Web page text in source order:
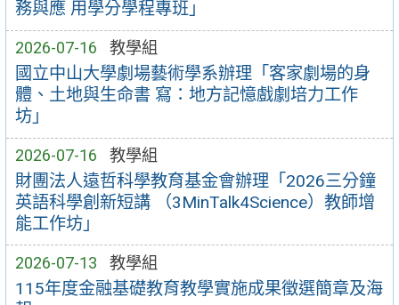
務與應 用學分學程專班」
2026-07-16 教學組
國立中山大學劇場藝術學系辦理「客家劇場的身
體、土地與生命書 寫：地方記憶戲劇培力工作
坊」
2026-07-16 教學組
財團法人遠哲科學教育基金會辦理「2026三分鐘
英語科學創新短講 （3MinTalk4Science）教師增
能工作坊」
2026-07-13 教學組
115年度金融基礎教育教學實施成果徵選簡章及海